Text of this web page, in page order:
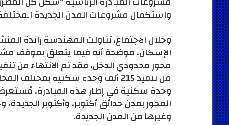
واستكمال مشروعات المدن الجديدة المختلفة،
وخلال الاجتماع، تناولت المهندسة راندة
الإسكان، موضحة أنه فيما يتعلق بموقف
وحدة سكنية في إطار هذه المبادرة،
المحور بمدن حدائق أكتوبر، وأكتوبر
وغيرها من المدن الجديدة.